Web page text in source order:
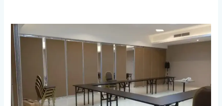
Bagaimana
Proses
Pembuatan
Partisi
Geser